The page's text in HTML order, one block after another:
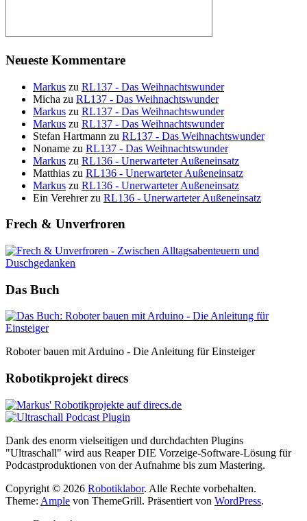
Neueste Kommentare
Markus zu RL137 - Das Weihnachtswunder
Micha zu RL137 - Das Weihnachtswunder
Markus zu RL137 - Das Weihnachtswunder
Markus zu RL137 - Das Weihnachtswunder
Stefan Hartmann zu RL137 - Das Weihnachtswunder
Noname zu RL137 - Das Weihnachtswunder
Markus zu RL136 - Unerwarteter Außeneinsatz
Matthias zu RL136 - Unerwarteter Außeneinsatz
Markus zu RL136 - Unerwarteter Außeneinsatz
Ein Verehrerzu RL136 - Unerwarteter Außeneinsatz
Frech & Unverfroren
Das Buch
Roboter bauen mit Arduino - Die Anleitung für Einsteiger
Robotikprojekt direcs
Dank des enorm vielseitigen und durchdachten Plugins
"Ultraschall" wird aus Reaper DIE Vorzeige-Software-Lösung für
Podcastproduktionen von der Aufnahme bis zum Mastering.
Copyright © 2026 Robotiklabor. Alle Rechte vorbehalten.
Theme: Ample von ThemeGrill. Präsentiert von WordPress.